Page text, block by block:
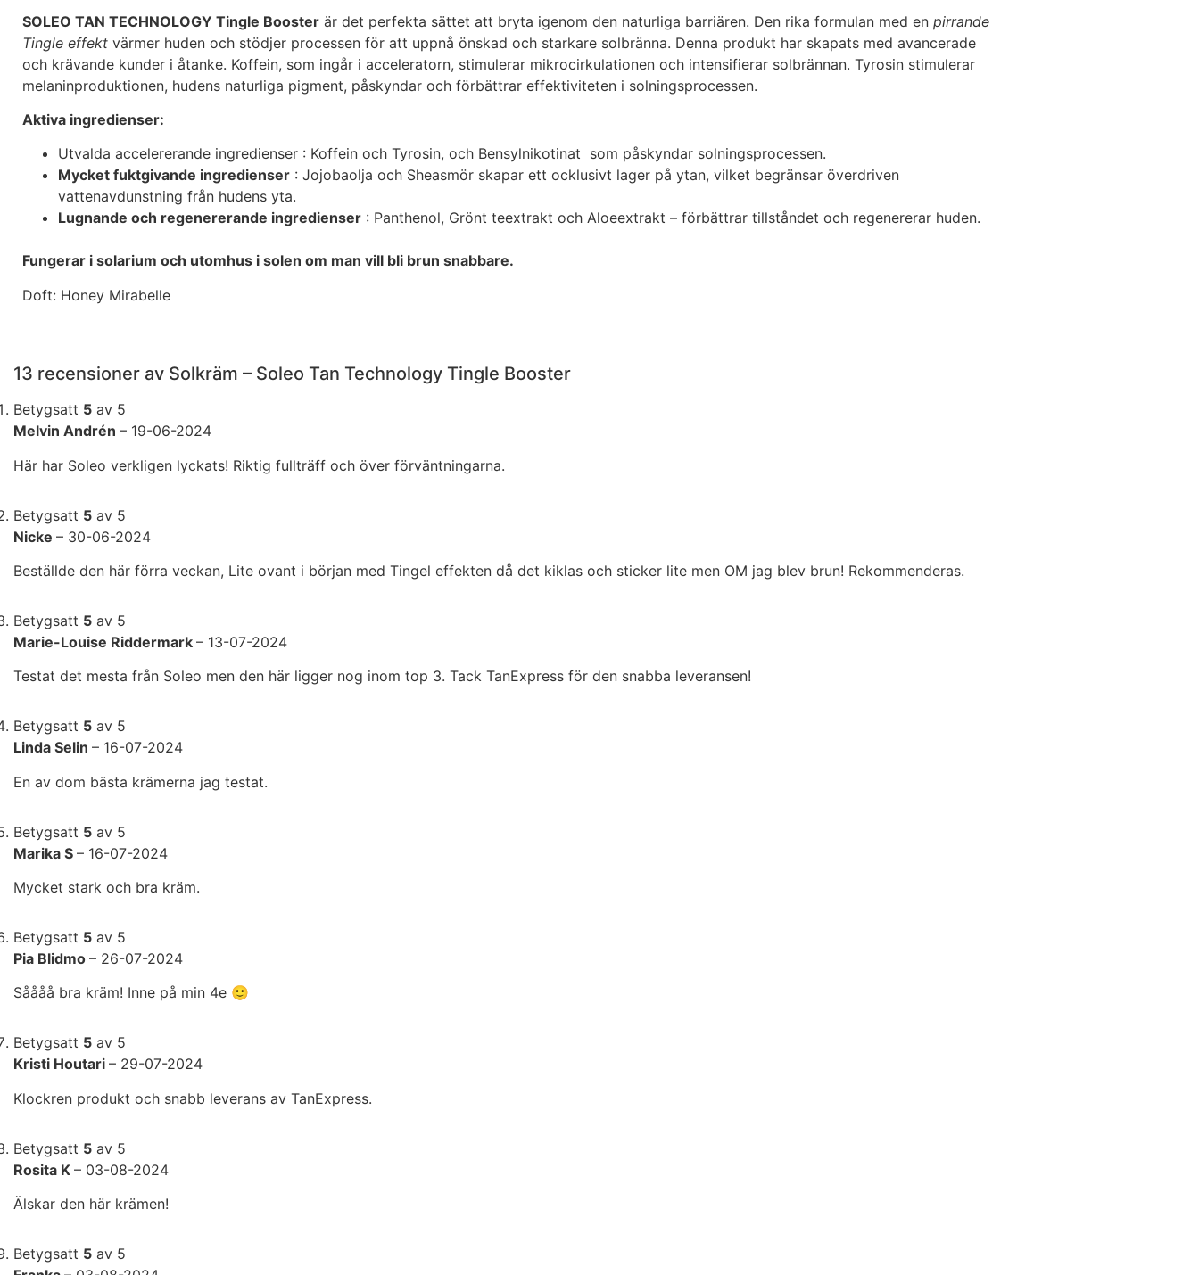
SOLEO TAN TECHNOLOGY Tingle Booster är det perfekta sättet att bryta igenom den naturliga barriären. Den rika formulan med en pirrande
Tingle effekt värmer huden och stödjer processen för att uppnå önskad och starkare solbränna. Denna produkt har skapats med avancerade
och krävande kunder i åtanke. Koffein, som ingår i acceleratorn, stimulerar mikrocirkulationen och intensifierar solbrännan. Tyrosin stimulerar
melaninproduktionen, hudens naturliga pigment, påskyndar och förbättrar effektiviteten i solningsprocessen.
Aktiva ingredienser:
Utvalda accelererande ingredienser : Koffein och Tyrosin, och Bensylnikotinat som påskyndar solningsprocessen.
Mycket fuktgivande ingredienser : Jojobaolja och Sheasmör skapar ett ocklusivt lager på ytan, vilket begränsar överdriven
vattenavdunstning från hudens yta.
Lugnande och regenererande ingredienser : Panthenol, Grönt teextrakt och Aloeextrakt – förbättrar tillståndet och regenererar huden.
Fungerar i solarium och utomhus i solen om man vill bli brun snabbare.
Doft: Honey Mirabelle
13 recensioner av Solkräm – Soleo Tan Technology Tingle Booster
Betygsatt 5 av 5
Melvin Andrén – 19-06-2024
Här har Soleo verkligen lyckats! Riktig fullträff och över förväntningarna.
Betygsatt 5 av 5
Nicke – 30-06-2024
Beställde den här förra veckan, Lite ovant i början med Tingel effekten då det kiklas och sticker lite men OM jag blev brun! Rekommenderas.
Betygsatt 5 av 5
Marie-Louise Riddermark – 13-07-2024
Testat det mesta från Soleo men den här ligger nog inom top 3. Tack TanExpress för den snabba leveransen!
Betygsatt 5 av 5
Linda Selin – 16-07-2024
En av dom bästa krämerna jag testat.
Betygsatt 5 av 5
Marika S – 16-07-2024
Mycket stark och bra kräm.
Betygsatt 5 av 5
Pia Blidmo – 26-07-2024
Såååå bra kräm! Inne på min 4e 🙂
Betygsatt 5 av 5
Kristi Houtari – 29-07-2024
Klockren produkt och snabb leverans av TanExpress.
Betygsatt 5 av 5
Rosita K – 03-08-2024
Älskar den här krämen!
Betygsatt 5 av 5